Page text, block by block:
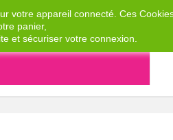
votre appareil connecté. Ces
panier,
et sécuriser votre connexion.